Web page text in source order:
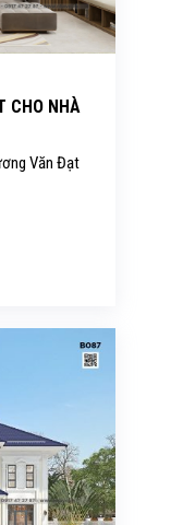
CHO NHÀ
Văn Đạt